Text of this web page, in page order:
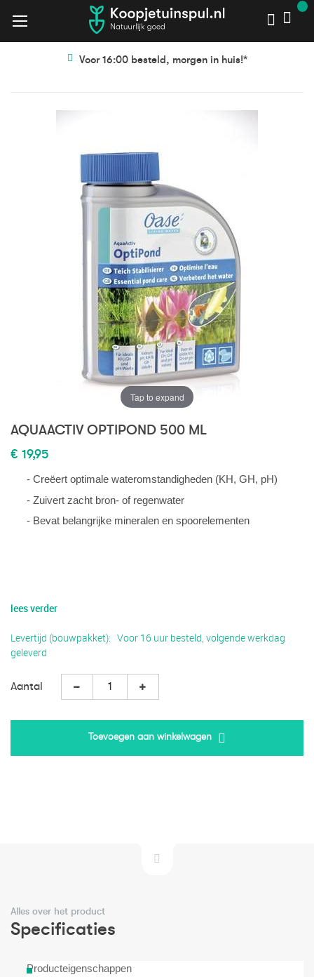
Voor 16:00 besteld, morgen in huis!*
AQUAACTIV OPTIPOND 500 ML
€ 19,95
- Creëert optimale wateromstandigheden (KH, GH, pH)
- Zuivert zacht bron- of regenwater
- Bevat belangrijke mineralen en spoorelementen
lees verder
Levertijd (bouwpakket)
Voor 16 uur besteld, volgende werkdag
geleverd
Aantal
Toevoegen aan winkelwagen
Tap to expand
Alles over het product
Specificaties
Producteigenschappen